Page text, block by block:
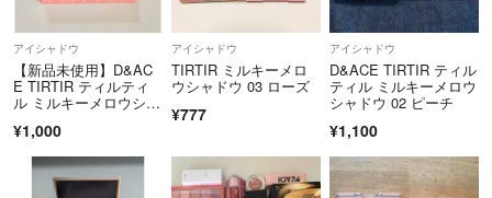
●稀に家族等から依頼を受けたお品を掲載させていただくこともありま
す。
以上どうぞよろしくお願いしますm(_ _)m
アイシャドウ
【新品未使用】D&AC
E TIRTIR ティルティ
ル ミルキーメロウシャ
¥1,000
アイシャドウ
TIRTIR ミルキーメロ
ウシャドウ 03 ローズ
¥777
アイシャドウ
D&ACE TIRTIR ティル
ティル ミルキーメロウ
シャドウ 02 ピーチ
¥1,100